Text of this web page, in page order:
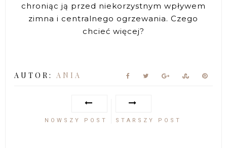
chroniąc ją przed niekorzystnym wpływem
zimna i centralnego ogrzewania. Czego
chcieć więcej?
AUTOR: ANIA
NOWSZY POST STARSZY POST